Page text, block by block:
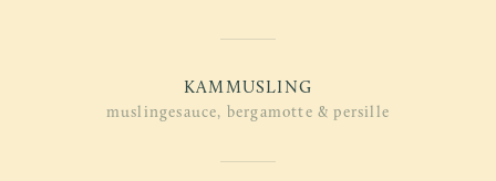
KAMMUSLING
muslingesauce, bergamotte & persille